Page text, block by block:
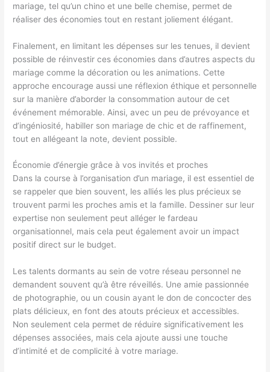
mariage, tel qu’un chino et une belle chemise, permet de
réaliser des économies tout en restant joliement élégant.
Finalement, en limitant les dépenses sur les tenues, il devient
possible de réinvestir ces économies dans d’autres aspects du
mariage comme la décoration ou les animations. Cette
approche encourage aussi une réflexion éthique et personnelle
sur la manière d’aborder la consommation autour de cet
événement mémorable. Ainsi, avec un peu de prévoyance et
d’ingéniosité, habiller son mariage de chic et de raffinement,
tout en allégeant la note, devient possible.
Économie d’énergie grâce à vos invités et proches
Dans la course à l’organisation d’un mariage, il est essentiel de
se rappeler que bien souvent, les alliés les plus précieux se
trouvent parmi les proches amis et la famille. Dessiner sur leur
expertise non seulement peut alléger le fardeau
organisationnel, mais cela peut également avoir un impact
positif direct sur le budget.
Les talents dormants au sein de votre réseau personnel ne
demandent souvent qu’à être réveillés. Une amie passionnée
de photographie, ou un cousin ayant le don de concocter des
plats délicieux, en font des atouts précieux et accessibles.
Non seulement cela permet de réduire significativement les
dépenses associées, mais cela ajoute aussi une touche
d’intimité et de complicité à votre mariage.